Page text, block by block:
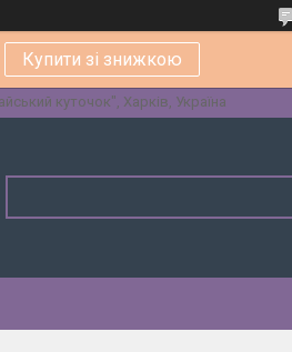
Купити зі знижкою
куточок", Харків, Україна